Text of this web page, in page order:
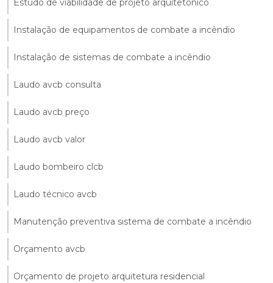
Estudo de viabilidade de projeto arquitetônico
Instalação de equipamentos de combate a incêndio
Instalação de sistemas de combate a incêndio
Laudo avcb consulta
Laudo avcb preço
Laudo avcb valor
Laudo bombeiro clcb
Laudo técnico avcb
Manutenção preventiva sistema de combate a incêndio
Orçamento avcb
Orçamento de projeto arquitetura residencial